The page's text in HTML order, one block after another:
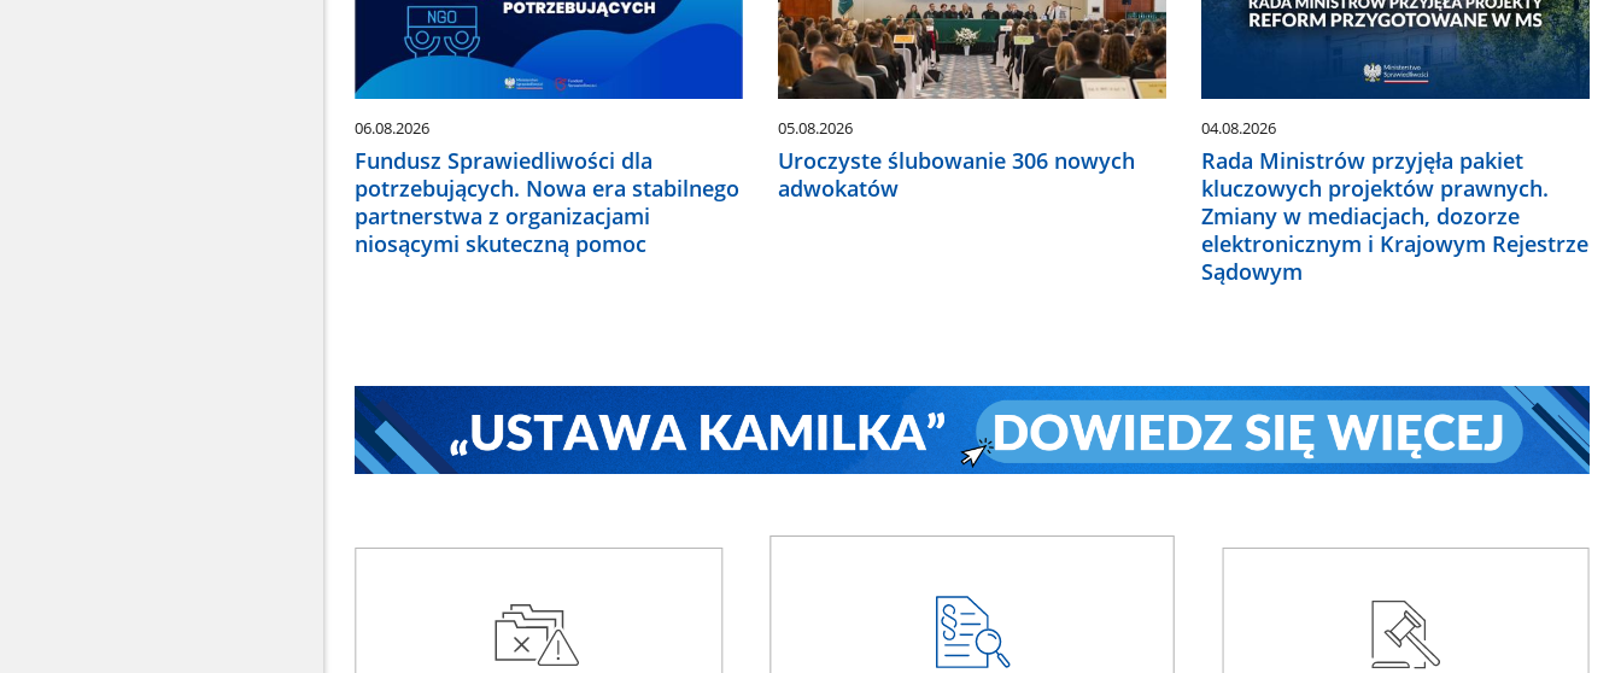
06.08.2026
Fundusz Sprawiedliwości dla
potrzebujących. Nowa era stabilnego
partnerstwa z organizacjami
niosącymi skuteczną pomoc
05.08.2026
Uroczyste ślubowanie 306 nowych
adwokatów
04.08.2026
Rada Ministrów przyjęła pakiet
kluczowych projektów prawnych.
Zmiany w mediacjach, dozorze
elektronicznym i Krajowym Rejestrze
Sądowym